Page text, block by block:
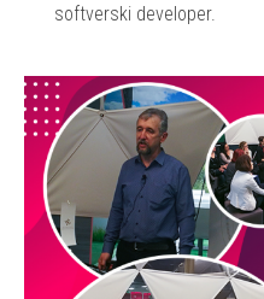
softverski developer.